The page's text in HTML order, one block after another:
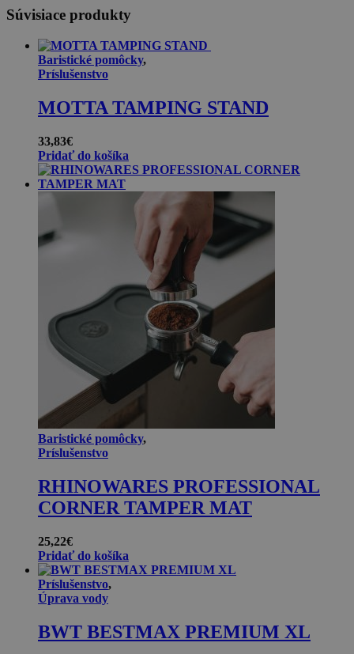
GRANDE
0,37l
Súvisiace produkty
Baristické pomôcky,
Príslušenstvo
MOTTA TAMPING STAND
33,83€
Pridať do košíka
Baristické pomôcky,
Príslušenstvo
RHINOWARES PROFESSIONAL
CORNER TAMPER MAT
25,22€
Pridať do košíka
Príslušenstvo,
Úprava vody
BWT BESTMAX PREMIUM XL